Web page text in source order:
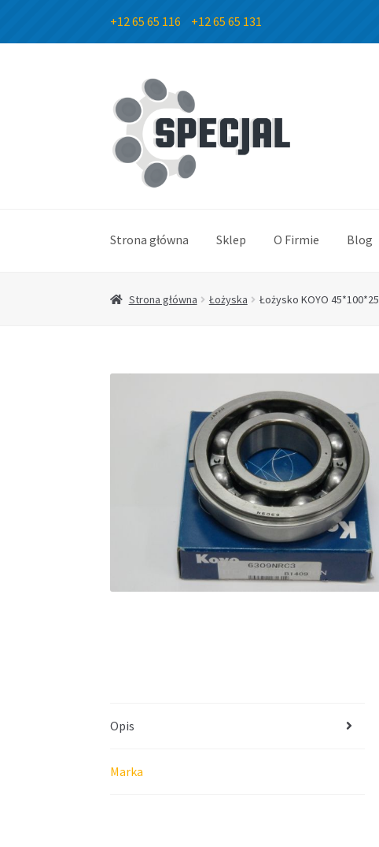
+12 65 65 116 +12 65 65 131
Przejdź
do
nawigacji
Przejdź
do
treści
Strona główna Sklep O Firmie Blog
Strona główna Łożyska Łożysko KOYO 45*100*25
Opis
Marka